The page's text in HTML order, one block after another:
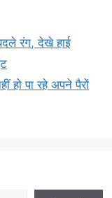
रंग, देखे हाई
हो पा रहे अपने पैरों